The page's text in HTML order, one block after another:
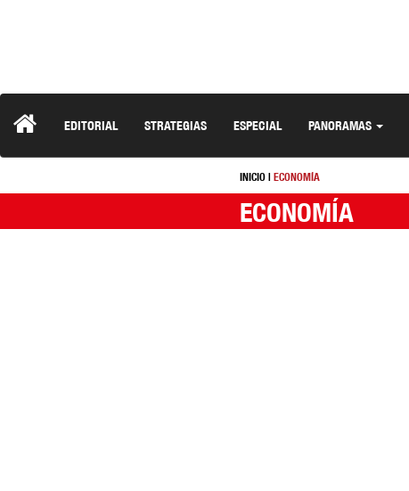
EDITORIAL STRATEGIAS ESPECIAL PANORAMAS
INICIO| ECONOMÍA
ECONOMÍA